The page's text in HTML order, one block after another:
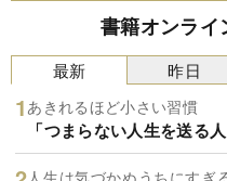
書籍オンラ
最新
あきれるほど小さい習慣
「つまらない人生を送る
昨日